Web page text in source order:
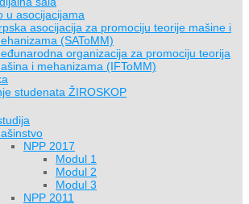
u asocijacijama
asocijacija za promociju teorije mašine i
(SAToMM)
organizacija za promociju teorija
i mehanizama (IFToMM)
studenata ŽIROSKOP
NPP 2017
Modul 1
Modul 2
Modul 3
NPP 2011